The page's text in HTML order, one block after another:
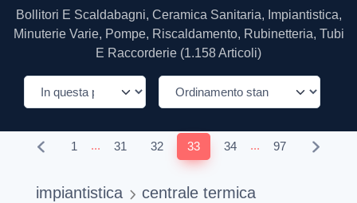
Bollitori E Scaldabagni, Ceramica Sanitaria, Impiantistica,
Minuterie Varie, Pompe, Riscaldamento, Rubinetteria, Tubi
E Raccorderie (1.158 Articoli)
1 ... 31 32 33 34 ... 97
impiantistica
centrale termica